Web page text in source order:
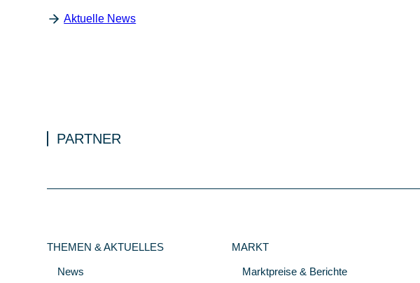
Aktuelle News
PARTNER
THEMEN & AKTUELLES
News
MARKT
Marktpreise & Berichte